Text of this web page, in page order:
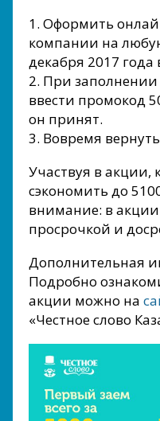
1. Оформить
компании на
декабря 2017
2. При
ввести промокод
он принят.
3. Вовремя
Участвуя в акции,
сэкономить до
внимание: в
просрочкой и
Дополнительная
Подробно
акции можно на
«Честное слово